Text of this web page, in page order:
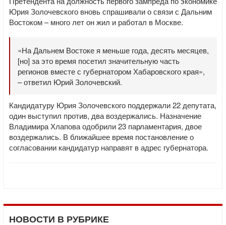
Юрия Золочевского вновь спрашивали о связи с Дальним
Востоком – много лет он жил и работал в Москве.
«На Дальнем Востоке я меньше года, десять месяцев,
[но] за это время посетил значительную часть
регионов вместе с губернатором Хабаровского края»,
– ответил Юрий Золочевский.
Кандидатуру Юрия Золочевского поддержали 22 депутата,
один выступил против, два воздержались. Назначение
Владимира Хлапова одобрили 23 парламентария, двое
воздержались. В ближайшее время постановление о
согласовании кандидатур направят в адрес губернатора.
НОВОСТИ В РУБРИКЕ